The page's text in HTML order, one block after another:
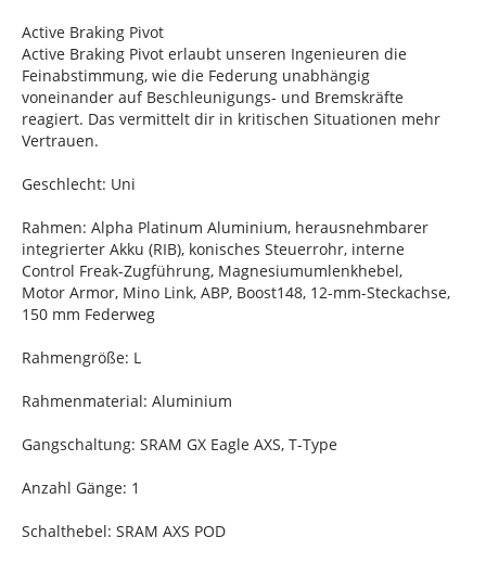
Active Braking Pivot
Active Braking Pivot erlaubt unseren Ingenieuren die
Feinabstimmung, wie die Federung unabhängig
voneinander auf Beschleunigungs- und Bremskräfte
reagiert. Das vermittelt dir in kritischen Situationen mehr
Vertrauen.
Geschlecht: Uni
Rahmen: Alpha Platinum Aluminium, herausnehmbarer
integrierter Akku (RIB), konisches Steuerrohr, interne
Control Freak-Zugführung, Magnesiumumlenkhebel,
Motor Armor, Mino Link, ABP, Boost148, 12-mm-Steckachse,
150 mm Federweg
Rahmengröße: L
Rahmenmaterial: Aluminium
Gangschaltung: SRAM GX Eagle AXS, T-Type
Anzahl Gänge: 1
Schalthebel: SRAM AXS POD